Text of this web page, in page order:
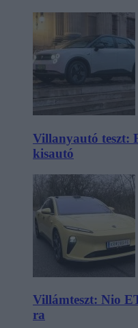
Villanyautó teszt:
kisautó
Villámteszt: Nio
ra